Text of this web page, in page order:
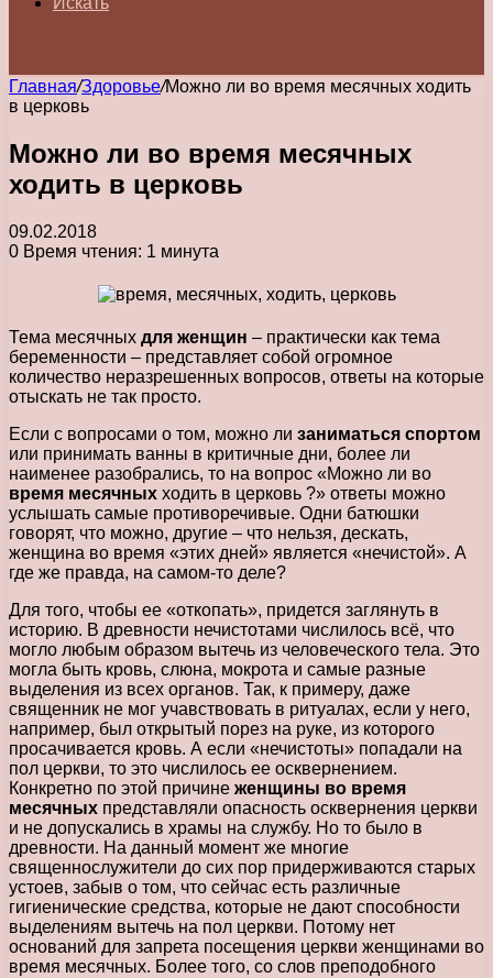
Главная/Здоровье/Можно ли во время месячных ходить
в церковь
Можно ли во время месячных
ходить в церковь
09.02.2018
0 Время чтения: 1 минута
Тема месячных для женщин – практически как тема
беременности – представляет собой огромное
количество неразрешенных вопросов, ответы на которые
отыскать не так просто.
Если с вопросами о том, можно ли заниматься спортом
или принимать ванны в критичные дни, более ли
наименее разобрались, то на вопрос «Можно ли во
время месячных ходить в церковь ?» ответы можно
услышать самые противоречивые. Одни батюшки
говорят, что можно, другие – что нельзя, дескать,
женщина во время «этих дней» является «нечистой». А
где же правда, на самом-то деле?
Для того, чтобы ее «откопать», придется заглянуть в
историю. В древности нечистотами числилось всё, что
могло любым образом вытечь из человеческого тела. Это
могла быть кровь, слюна, мокрота и самые разные
выделения из всех органов. Так, к примеру, даже
священник не мог учавствовать в ритуалах, если у него,
например, был открытый порез на руке, из которого
просачивается кровь. А если «нечистоты» попадали на
пол церкви, то это числилось ее осквернением.
Конкретно по этой причине женщины во время
месячных представляли опасность осквернения церкви
и не допускались в храмы на службу. Но то было в
древности. На данный момент же многие
священнослужители до сих пор придерживаются старых
устоев, забыв о том, что сейчас есть различные
гигиенические средства, которые не дают способности
выделениям вытечь на пол церкви. Потому нет
оснований для запрета посещения церкви женщинами во
время месячных. Более того, со слов преподобного